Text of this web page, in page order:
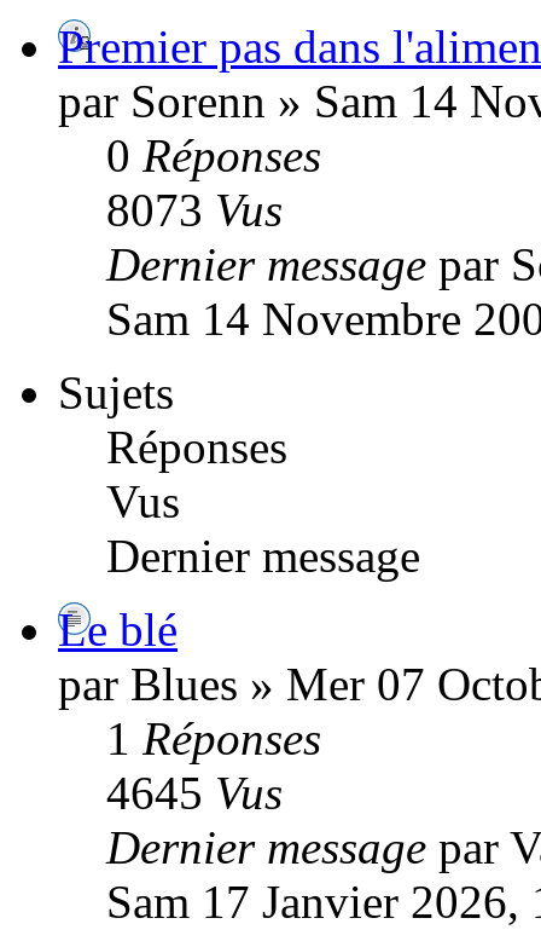
Premier pas dans
par Sorenn » Sam 14
0 Réponses
8073 Vus
Dernier message par
Sam 14 Novembre
Sujets
Réponses
Vus
Dernier message
Le blé
par Blues » Mer 07
1 Réponses
4645 Vus
Dernier message par
Sam 17 Janvier 2026,